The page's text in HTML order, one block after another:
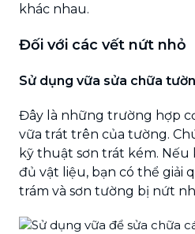
khác nhau.
Đối với các vết nứt nhỏ
Sử dụng vữa sửa chữa
Đây là những trường hợp
vữa trát trên của tường.
kỹ thuật sơn trát kém.
đủ vật liệu, bạn có thể giải
trám và sơn tường bị nứt